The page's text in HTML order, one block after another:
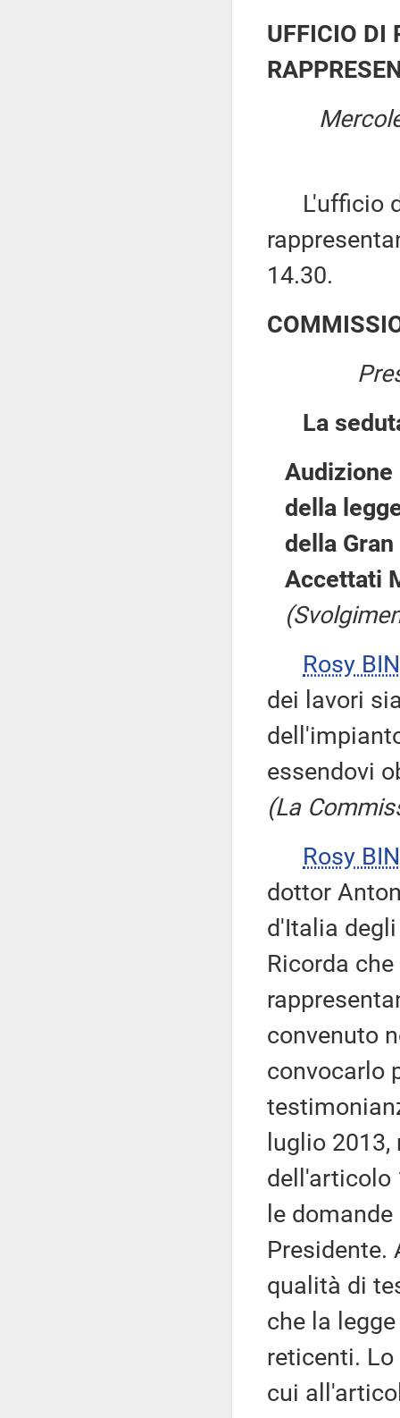
UFFICIO DI
L'ufficio
14.30.
La
Audizione
della
della
Accettati
Rosy
dei lavori
essendovi
(La
Rosy
dottor
d'Italia
Ricorda
convenuto
convocarlo
luglio
dell'articolo
le
Presidente.
qualità di
che la
reticenti.
cui